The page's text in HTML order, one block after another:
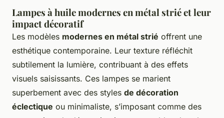
Lampes à huile modernes en métal strié et leur
impact décoratif
Les modèles modernes en métal strié offrent une
esthétique contemporaine. Leur texture réfléchit
subtilement la lumière, contribuant à des effets
visuels saisissants. Ces lampes se marient
superbement avec des styles de décoration
éclectique ou minimaliste, s’imposant comme des